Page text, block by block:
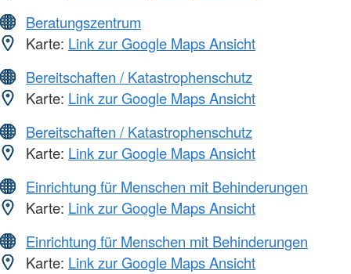
Beratungszentrum
Karte: Link zur Google Maps Ansicht
Bereitschaften / Katastrophenschutz
Karte: Link zur Google Maps Ansicht
Bereitschaften / Katastrophenschutz
Karte: Link zur Google Maps Ansicht
Einrichtung für Menschen mit Behinderungen
Karte: Link zur Google Maps Ansicht
Einrichtung für Menschen mit Behinderungen
Karte: Link zur Google Maps Ansicht